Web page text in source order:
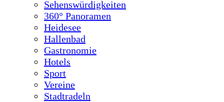
Sehenswürdigkeiten
360° Panoramen
Heidesee
Hallenbad
Gastronomie
Hotels
Sport
Vereine
Stadtradeln